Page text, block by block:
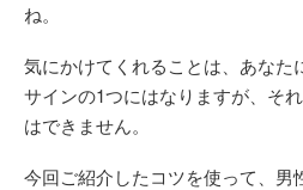
ね。
気にかけてくれることは、あなた
サインの1つにはなりますが、そ
はできません。
今回ご紹介したコツを使って、男